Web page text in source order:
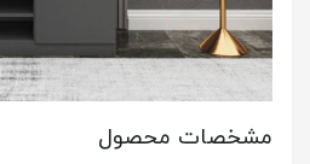
مشخصات محصول